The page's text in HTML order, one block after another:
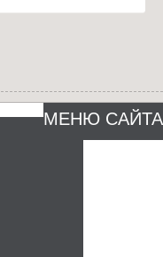
МЕНЮ САЙТА